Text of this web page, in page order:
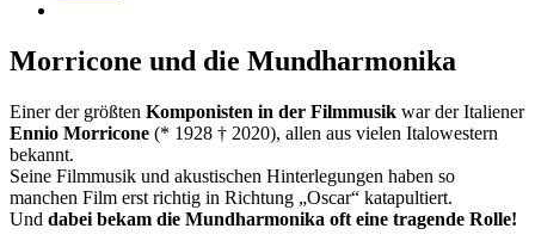
Morricone und die Mundharmonika
Einer der größten Komponisten in der Filmmusik war der Italiener
Ennio Morricone (* 1928 † 2020), allen aus vielen Italowestern
bekannt.
Seine Filmmusik und akustischen Hinterlegungen haben so
manchen Film erst richtig in Richtung „Oscar“ katapultiert.
Und dabei bekam die Mundharmonika oft eine tragende Rolle!